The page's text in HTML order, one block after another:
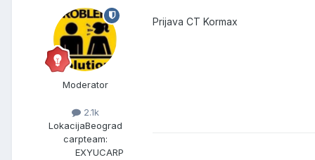
Moderator
2.1k
LokacijaBeograd
carpteam:
EXYUCARP
Prijava CT Kormax